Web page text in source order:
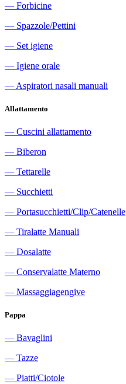
― Forbicine
― Spazzole/Pettini
― Set igiene
― Igiene orale
― Aspiratori nasali manuali
Allattamento
― Cuscini allattamento
― Biberon
― Tettarelle
― Succhietti
― Portasucchietti/Clip/Catenelle
― Tiralatte Manuali
― Dosalatte
― Conservalatte Materno
― Massaggiagengive
Pappa
― Bavaglini
― Tazze
― Piatti/Ciotole